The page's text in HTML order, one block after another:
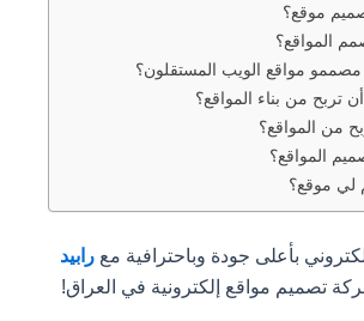
موقع؟
مواقع الويب المستقلون؟
من بناء المواقع؟
المواقع؟
موقع؟
بأعلى جودة وباحترافية معرابيد
مواقع إلكترونية في العراق!